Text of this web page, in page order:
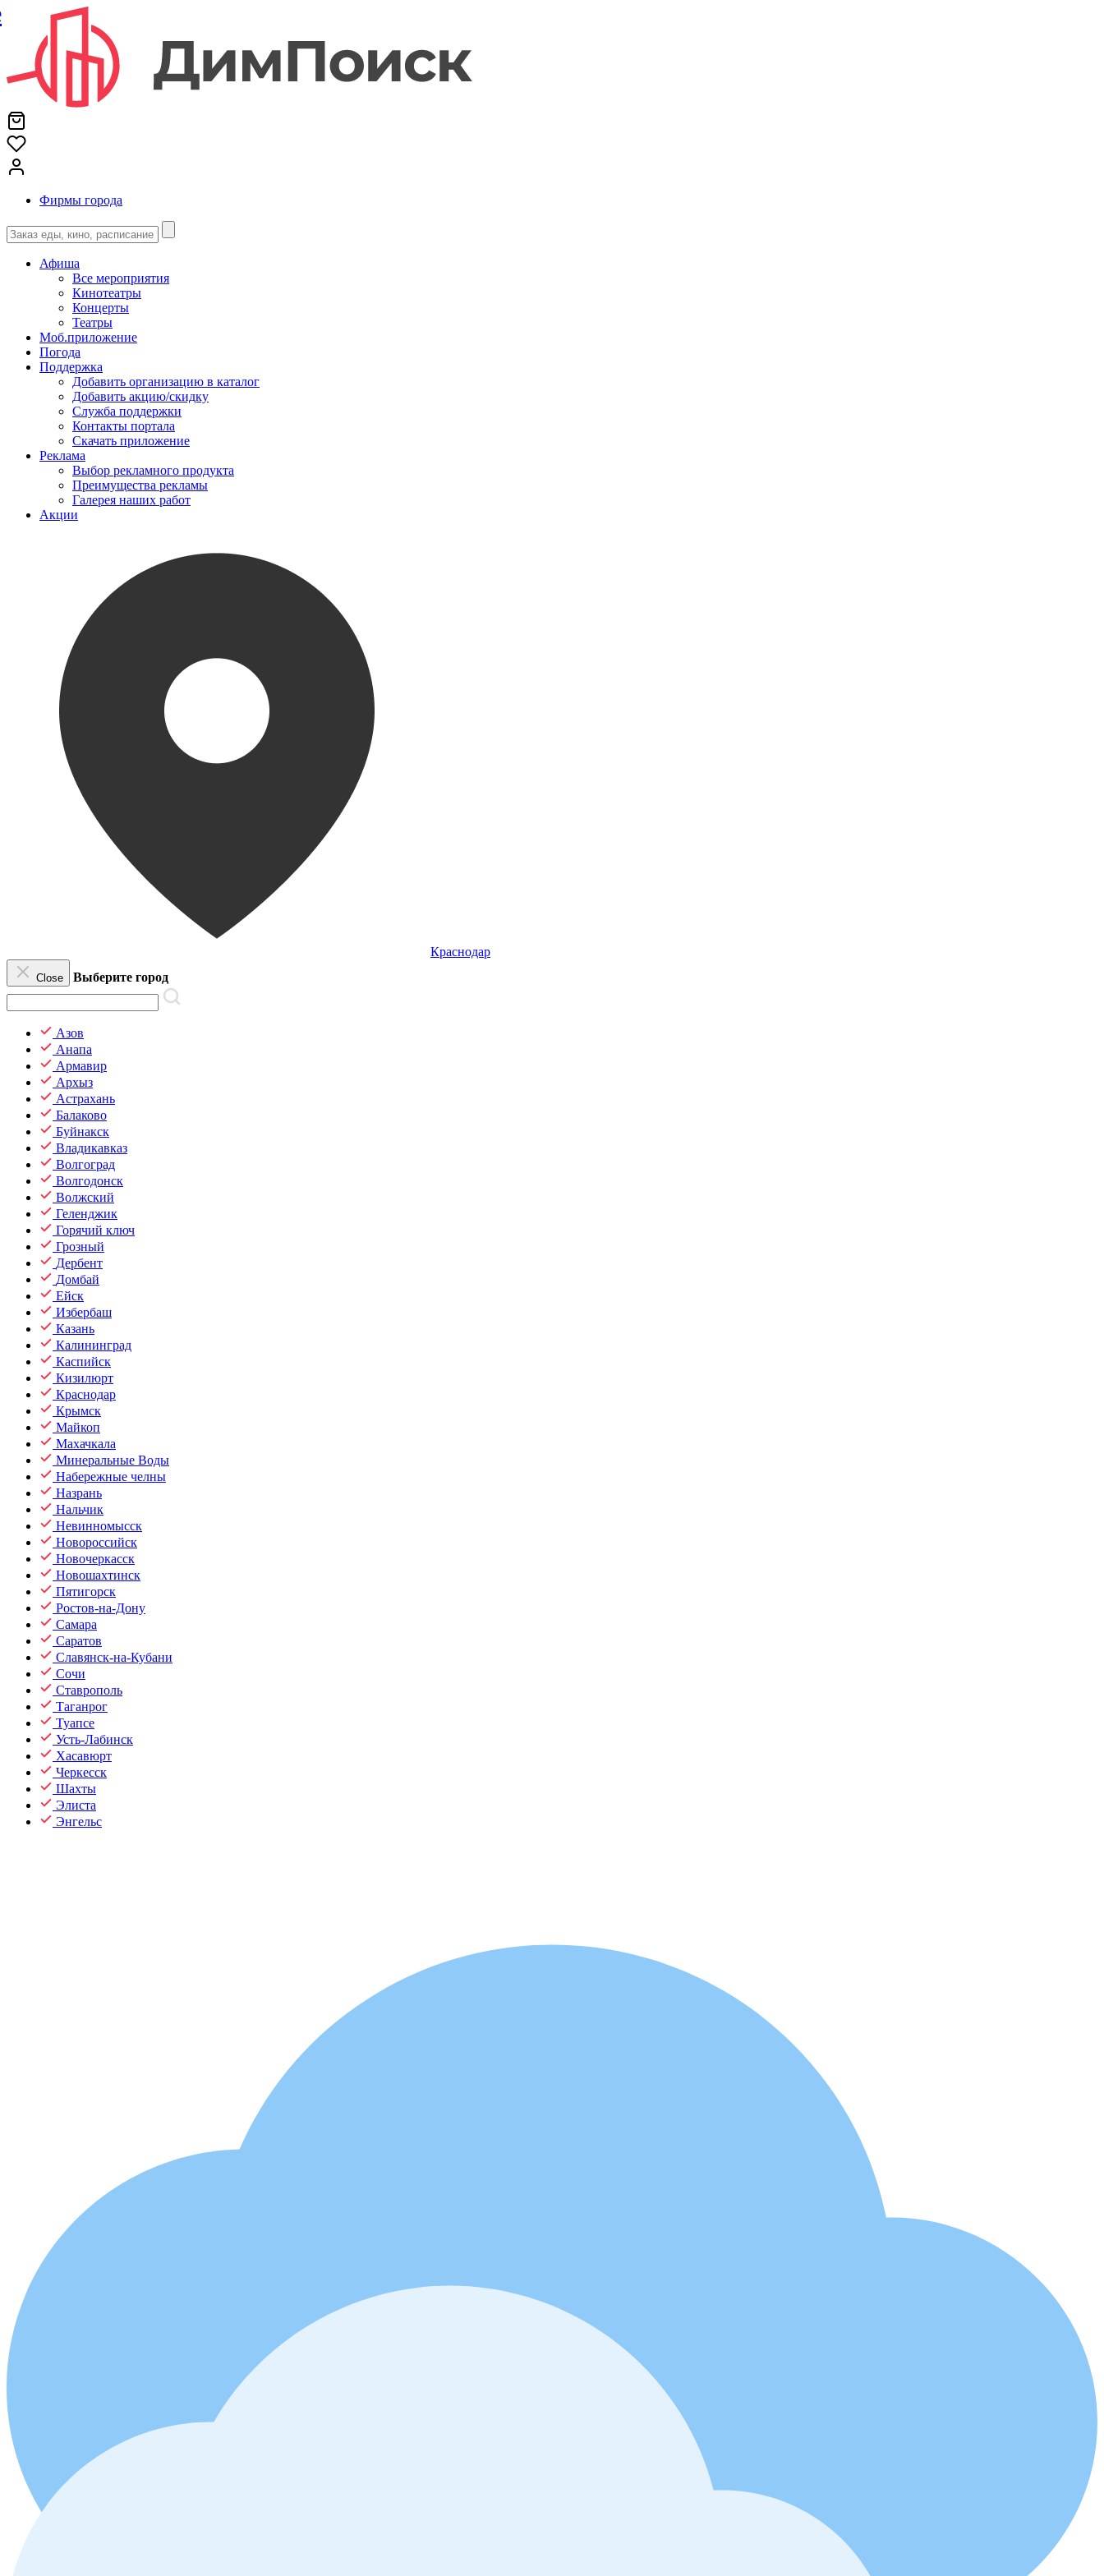
Фирмы города
Афиша
Все мероприятия
Кинотеатры
Концерты
Театры
Моб.приложение
Погода
Поддержка
Добавить организацию в каталог
Добавить акцию/скидку
Служба поддержки
Контакты портала
Скачать приложение
Реклама
Выбор рекламного продукта
Преимущества рекламы
Галерея наших работ
Акции
Краснодар
Close Выберите город
Азов
Анапа
Армавир
Архыз
Астрахань
Балаково
Буйнакск
Владикавказ
Волгоград
Волгодонск
Волжский
Геленджик
Горячий ключ
Грозный
Дербент
Домбай
Ейск
Избербаш
Казань
Калининград
Каспийск
Кизилюрт
Краснодар
Крымск
Майкоп
Махачкала
Минеральные Воды
Набережные челны
Назрань
Нальчик
Невинномысск
Новороссийск
Новочеркасск
Новошахтинск
Пятигорск
Ростов-на-Дону
Самара
Саратов
Славянск-на-Кубани
Сочи
Ставрополь
Таганрог
Туапсе
Усть-Лабинск
Хасавюрт
Черкесск
Шахты
Элиста
Энгельс